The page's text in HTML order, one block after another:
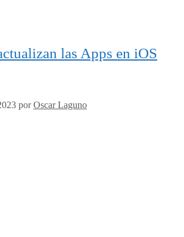
las Apps en iOS
porOscar Laguno